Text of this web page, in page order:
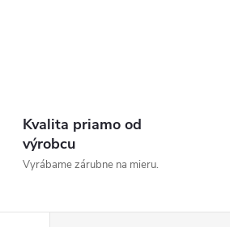
Kvalita priamo od
výrobcu
Vyrábame zárubne na mieru.